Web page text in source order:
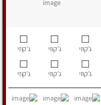
ג’קוזי ג’קוזי ג’קוזי
ג’קוזי ג’קוזי ג’קוזי